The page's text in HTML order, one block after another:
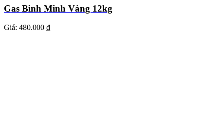
Gas Bình Minh Vàng 12kg
Giá: 480.000 ₫